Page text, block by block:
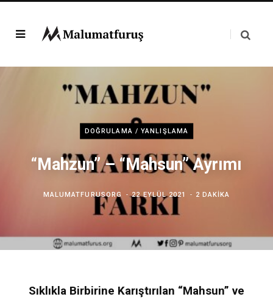
DOĞRULAMA / YANLIŞLAMA
“Mahzun” – “Mahsun” Ayrımı
MALUMATFURUSORG 22 EYLÜL 2021 2 DAKIKA
Sıklıkla Birbirine Karıştırılan “Mahsun” ve